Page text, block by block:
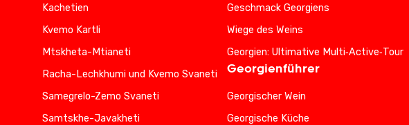
Kachetien
Kvemo Kartli
Mtskheta-Mtianeti
Racha-Lechkhumi und Kvemo Svaneti
Samegrelo-Zemo Svaneti
Samtskhe-Javakheti
Geschmack Georgiens
Wiege des Weins
Georgien: Ultimative Multi‑Active‑Tour
Georgienführer
Georgischer Wein
Georgische Küche